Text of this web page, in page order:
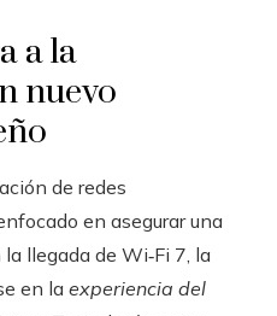
a la
nuevo
de redes
en asegurar una
llegada de Wi‑Fi 7, la
en la experiencia del